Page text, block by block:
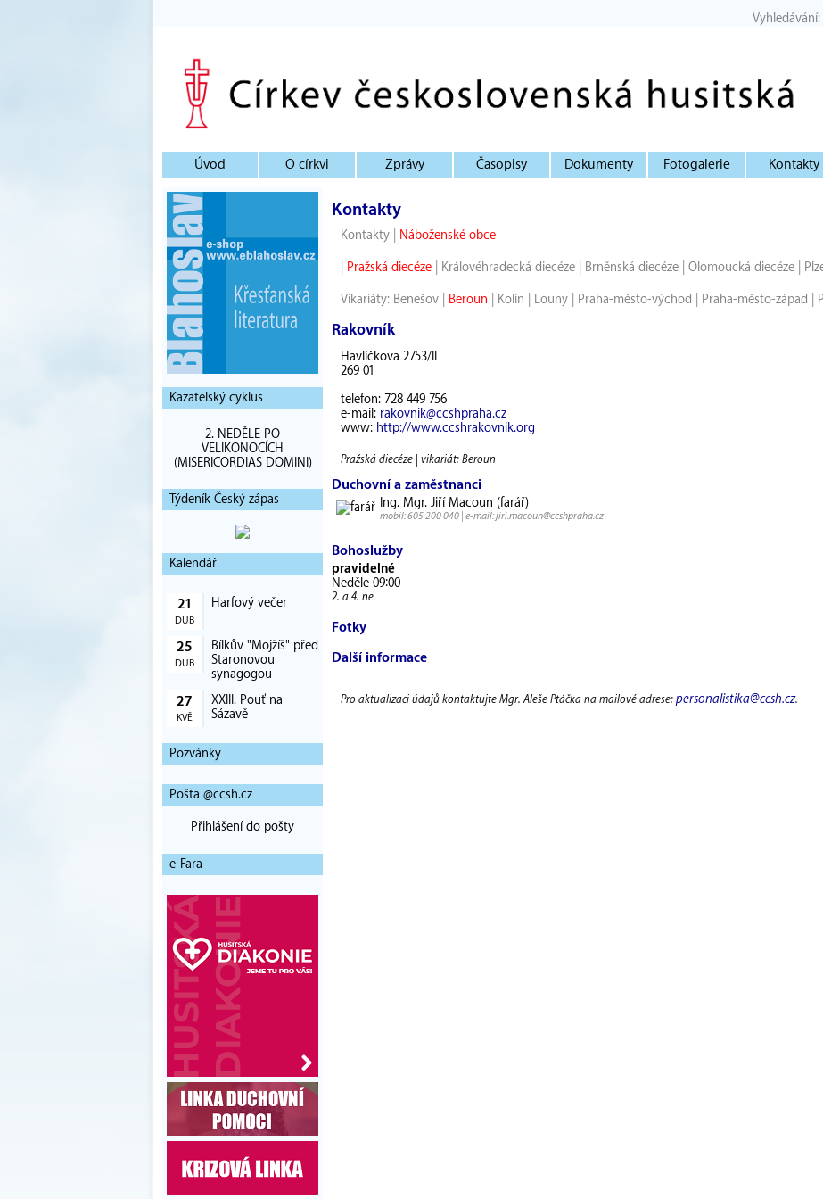
Vyhledávání:
Úvod O církvi Zprávy Časopisy Dokumenty Fotogalerie Kontakty
Kazatelský cyklus
2. NEDĚLE PO
VELIKONOCÍCH
(MISERICORDIAS DOMINI)
Týdeník Český zápas
Kalendář
21
DUB
Harfový večer
25
DUB
Bílkův "Mojžíš" před
Staronovou
synagogou
27
KVĚ
XXIII. Pouť na
Sázavě
Pozvánky
Pošta @ccsh.cz
Přihlášení do pošty
e-Fara
Kontakty
Kontakty Náboženské obce
Pražská diecéze Královéhradecká diecéze Brněnská diecéze Olomoucká diecéze
Vikariáty: Benešov Beroun Kolín Louny Praha-město-východ Praha-město-západ
Rakovník
Havlíčkova 2753/II
269 01
telefon: 728 449 756
e-mail: rakovnik@ccshpraha.cz
www: http://www.ccshrakovnik.org
Pražská diecéze | vikariát: Beroun
Duchovní a zaměstnanci
Ing. Mgr. Jiří Macoun (farář)
mobil: 605 200 040 | e-mail: jiri.macoun@ccshpraha.cz
Bohoslužby
pravidelné
Neděle 09:00
2. a 4. ne
Fotky
Další informace
Pro aktualizaci údajů kontaktujte Mgr. Aleše Ptáčka na mailové adrese: personalistika@ccsh.cz.